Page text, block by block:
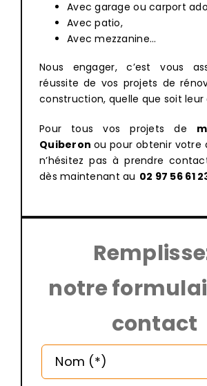
Avec garage ou carport
Avec patio,
Avec mezzanine…
Nous engager, c’est vous
réussite de vos projets de
construction, quelle que soit leur
Pour tous vos projets de
Quiberon ou pour obtenir votre
n’hésitez pas à prendre
dès maintenant au 02 97 56 61
notre
contact
Nom (*)